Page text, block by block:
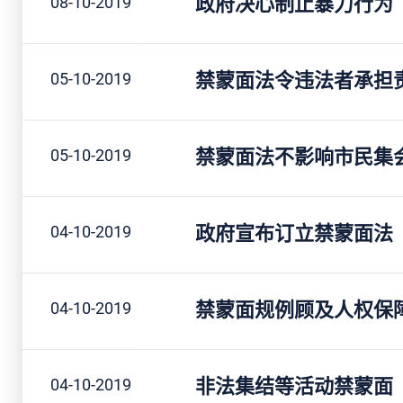
05-10-2019 禁蒙面法令违法者承担
05-10-2019 禁蒙面法不影响市民集
04-10-2019 政府宣布订立禁蒙面法
04-10-2019 禁蒙面规例顾及人权保
04-10-2019 非法集结等活动禁蒙面